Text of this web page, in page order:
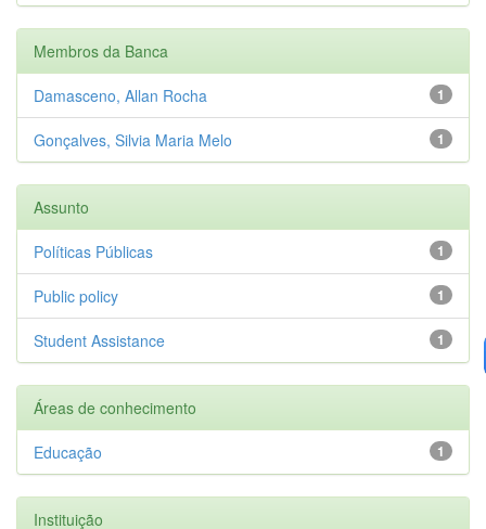
Membros da Banca
1
Damasceno, Allan Rocha
1
Gonçalves, Silvia Maria Melo
Assunto
1
Políticas Públicas
1
Public policy
1
Student Assistance
Áreas de conhecimento
1
Educação
Instituição